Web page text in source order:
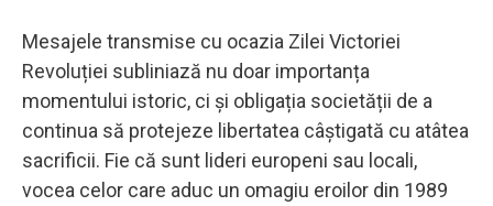
Mesajele transmise cu ocazia Zilei Victoriei
Revoluției subliniază nu doar importanța
momentului istoric, ci și obligația societății de a
continua să protejeze libertatea câștigată cu atâtea
sacrificii. Fie că sunt lideri europeni sau locali,
vocea celor care aduc un omagiu eroilor din 1989